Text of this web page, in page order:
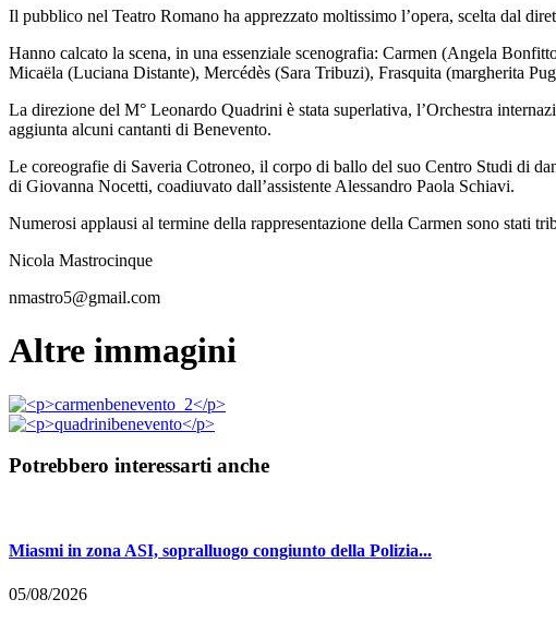
Il pubblico nel Teatro Romano ha apprezzato moltissimo l’opera, scelta dal
Hanno calcato la scena, in una essenziale scenografia: Carmen (Angela
Micaëla (Luciana Distante), Mercédès (Sara Tribuzi), Frasquita (margherita
La direzione del M° Leonardo Quadrini è stata superlativa, l’Orchestra
aggiunta alcuni cantanti di Benevento.
Le coreografie di Saveria Cotroneo, il corpo di ballo del suo Centro Studi di
di Giovanna Nocetti, coadiuvato dall’assistente Alessandro Paola Schiavi.
Numerosi applausi al termine della rappresentazione della Carmen sono stati
Nicola Mastrocinque
nmastro5@gmail.com
Altre immagini
Potrebbero interessarti anche
Miasmi in zona ASI, sopralluogo congiunto della Polizia...
05/08/2026